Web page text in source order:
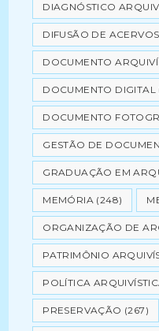
DIAGNÓSTICO
DIFUSÃO DE ACERVOS
DOCUMENTO
DOCUMENTO DIGITAL
DOCUMENTO
GESTÃO DE
GRADUAÇÃO EM
MEMÓRIA (248)
ORGANIZAÇÃO DE
PATRIMÔNIO
POLÍTICA
PRESERVAÇÃO (267)